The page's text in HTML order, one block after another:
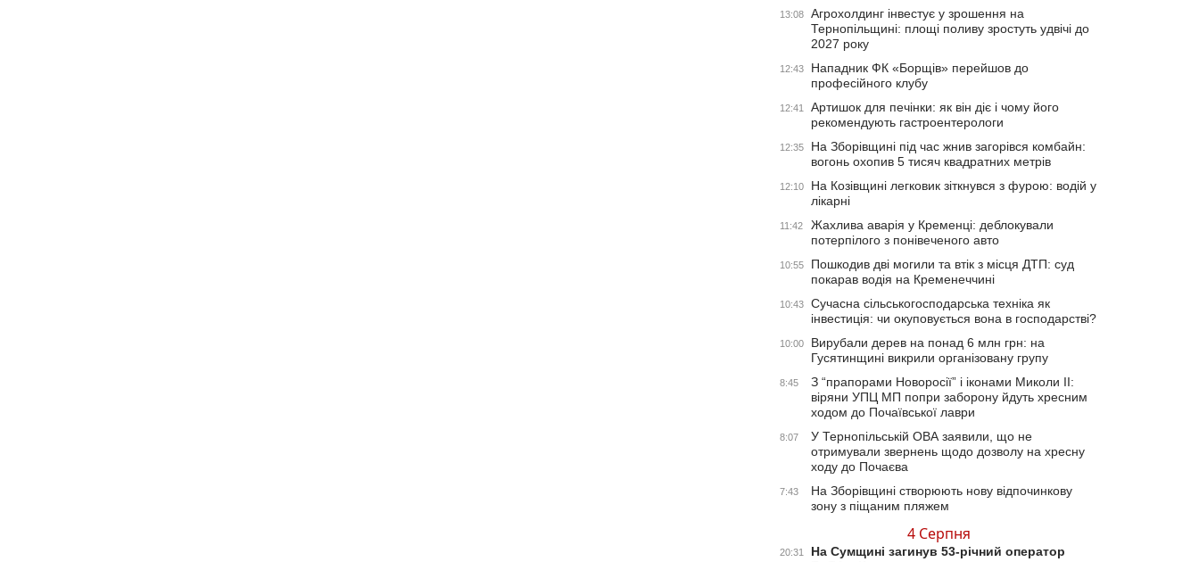
13:08
Агрохолдинг інвестує у зрошення на
Тернопільщині: площі поливу зростуть удвічі до
2027 року
12:43
Нападник ФК «Борщів» перейшов до
професійного клубу
12:41
Артишок для печінки: як він діє і чому його
рекомендують гастроентерологи
12:35
На Зборівщині під час жнив загорівся комбайн:
вогонь охопив 5 тисяч квадратних метрів
12:10
На Козівщині легковик зіткнувся з фурою: водій у
лікарні
11:42
Жахлива аварія у Кременці: деблокували
потерпілого з понівеченого авто
10:55
Пошкодив дві могили та втік з місця ДТП: суд
покарав водія на Кременеччині
10:43
Сучасна сільськогосподарська техніка як
інвестиція: чи окуповується вона в господарстві?
10:00
Вирубали дерев на понад 6 млн грн: на
Гусятинщині викрили організовану групу
8:45
З “прапорами Новоросії” і іконами Миколи ІІ:
віряни УПЦ МП попри заборону йдуть хресним
ходом до Почаївської лаври
8:07
У Тернопільській ОВА заявили, що не
отримували звернень щодо дозволу на хресну
ходу до Почаєва
7:43
На Зборівщині створюють нову відпочинкову
зону з піщаним пляжем
4 Серпня
20:31
На Сумщині загинув 53-річний оператор